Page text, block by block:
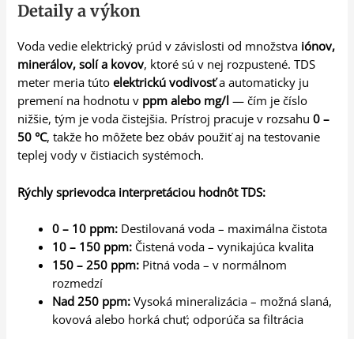
Detaily a výkon
Voda vedie elektrický prúd v závislosti od množstva iónov,
minerálov, solí a kovov, ktoré sú v nej rozpustené. TDS
meter meria tútoelektrickú vodivosťa automaticky ju
premení na hodnotu v ppm alebo mg/l — čím je číslo
nižšie, tým je voda čistejšia. Prístroj pracuje v rozsahu0 –
50 °C, takže ho môžete bez obáv použiť aj na testovanie
teplej vody v čistiacich systémoch.
Rýchly sprievodca interpretáciou hodnôt TDS:
0 – 10 ppm: Destilovaná voda – maximálna čistota
10 – 150 ppm: Čistená voda – vynikajúca kvalita
150 – 250 ppm: Pitná voda – v normálnom
rozmedzí
Nad 250 ppm: Vysoká mineralizácia – možná slaná,
kovová alebo horká chuť; odporúča sa filtrácia